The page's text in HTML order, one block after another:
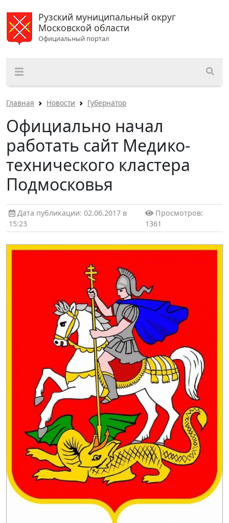
Рузский муниципальный округ
Московской области
Официальный портал
Главная Новости Губернатор
Официально начал
работать сайт Медико-
технического кластера
Подмосковья
Дата публикации: 02.06.2017 в
15:23
Просмотров:
1361